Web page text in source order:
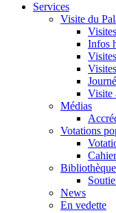
Services
Visite du
Infos
Visite
Médias
Votations
News
En vedette